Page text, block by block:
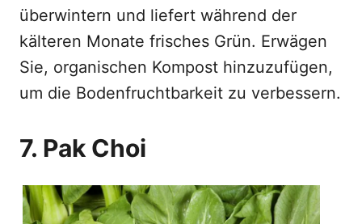
überwintern und liefert während der
kälteren Monate frisches Grün. Erwägen
Sie, organischen Kompost hinzuzufügen,
um die Bodenfruchtbarkeit zu verbessern.
7. Pak Choi